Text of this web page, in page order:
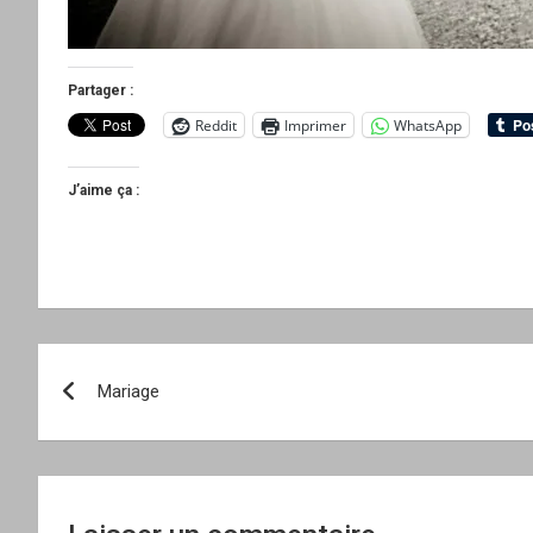
Partager :
Reddit Imprimer WhatsApp
J’aime ça :
de
l’article
Mariage